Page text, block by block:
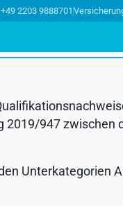
+49 2203 9888701
2019/947 zwischen
Unterkategorien